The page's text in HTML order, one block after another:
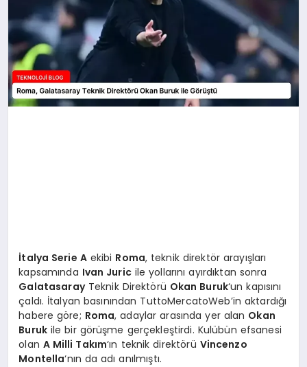
İtalya Serie Aekibi Roma, teknik direktör arayışları
kapsamında Ivan Juricile yollarını ayırdıktan sonra
GalatasarayTeknik Direktörü Okan Buruk‘un kapısını
çaldı. İtalyan basınından TuttoMercatoWeb’in aktardığı
habere göre; Roma, adaylar arasında yer alan Okan
Burukile bir görüşme gerçekleştirdi. Kulübün efsanesi
olan A Milli Takım‘ın teknik direktörü Vincenzo
Montella‘nın da adı anılmıştı.